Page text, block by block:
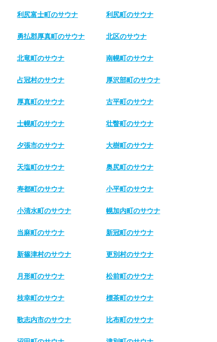
利尻富士町のサウナ 利尻町のサウナ
勇払郡厚真町のサウナ 北区のサウナ
北竜町のサウナ 南幌町のサウナ
占冠村のサウナ 厚沢部町のサウナ
厚真町のサウナ 古平町のサウナ
士幌町のサウナ 壮瞥町のサウナ
夕張市のサウナ 大樹町のサウナ
天塩町のサウナ 奥尻町のサウナ
寿都町のサウナ 小平町のサウナ
小清水町のサウナ 幌加内町のサウナ
当麻町のサウナ 新冠町のサウナ
新篠津村のサウナ 更別村のサウナ
月形町のサウナ 松前町のサウナ
枝幸町のサウナ 標茶町のサウナ
歌志内市のサウナ 比布町のサウナ